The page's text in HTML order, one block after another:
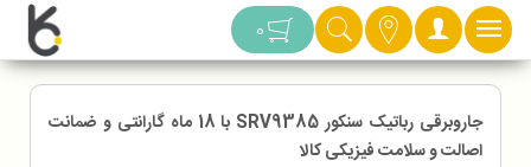
دسته بندی 0
جاروبرقی رباتیک سنکور SRV9385 با 18 ماه گارانتی و ضمانت
اصالت و سلامت فیزیکی کالا